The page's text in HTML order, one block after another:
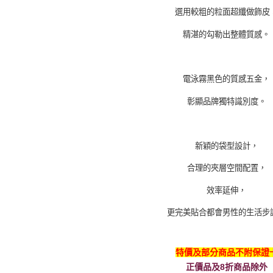
選用較粗的粒面超纖做飾皮
精湛的勾勒出整體質感。
電泳霧黑色的質感五金，
彰顯品牌獨特識別度。
新穎的袋型設計，
合理的夾層空間配置，
效率延伸，
更完美貼合都會男性的生活步
特價及部分商品不附保證
正價品及8折商品除外